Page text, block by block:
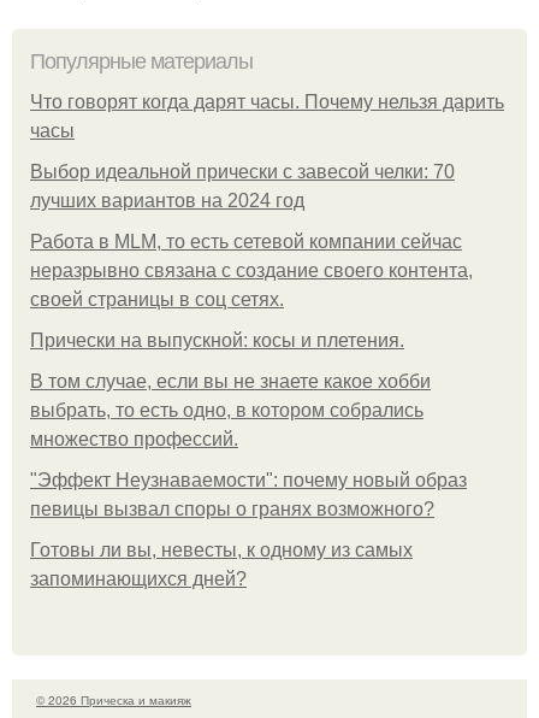
Популярные материалы
Что говорят когда дарят часы. Почему нельзя дарить
часы
Выбор идеальной прически с завесой челки: 70
лучших вариантов на 2024 год
Работа в MLM, то есть сетевой компании сейчас
неразрывно связана с создание своего контента,
своей страницы в соц сетях.
Прически на выпускной: косы и плетения.
В том случае, если вы не знаете какое хобби
выбрать, то есть одно, в котором собрались
множество профессий.
"Эффект Неузнаваемости": почему новый образ
певицы вызвал споры о гранях возможного?
Готовы ли вы, невесты, к одному из самых
запоминающихся дней?
© 2026 Прическа и макияж